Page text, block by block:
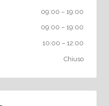
09:00 – 19:00
09:00 – 19:00
10:00 – 12:00
Chiuso